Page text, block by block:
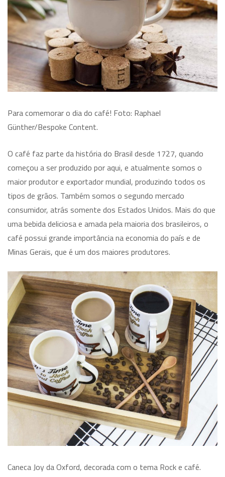
Para comemorar o dia do café! Foto: Raphael
Günther/Bespoke Content.
O café faz parte da história do Brasil desde 1727, quando
começou a ser produzido por aqui, e atualmente somos o
maior produtor e exportador mundial, produzindo todos os
tipos de grãos. Também somos o segundo mercado
consumidor, atrás somente dos Estados Unidos. Mais do que
uma bebida deliciosa e amada pela maioria dos brasileiros, o
café possui grande importância na economia do país e de
Minas Gerais, que é um dos maiores produtores.
Caneca Joy da Oxford, decorada com o tema Rock e café.